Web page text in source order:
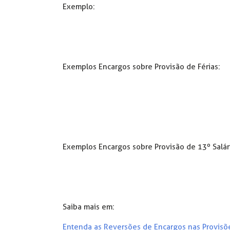
Exemplo:
Exemplos Encargos sobre Provisão de Férias:
Exemplos Encargos sobre Provisão de 13º
Saiba mais em:
Entenda as Reversões de Encargos nas